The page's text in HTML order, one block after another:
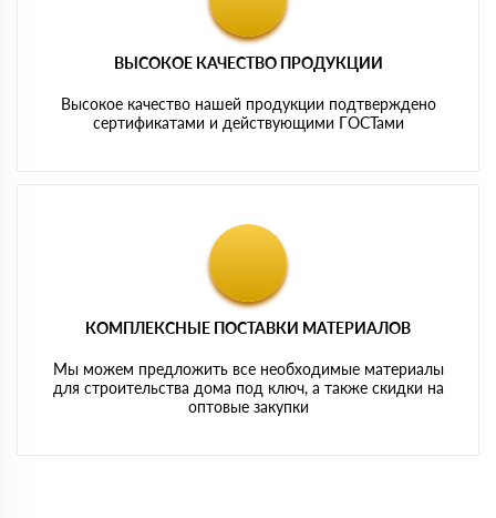
ВЫСОКОЕ КАЧЕСТВО ПРОДУКЦИИ
Высокое качество нашей продукции подтверждено
сертификатами и действующими ГОСТами
КОМПЛЕКСНЫЕ ПОСТАВКИ МАТЕРИАЛОВ
Мы можем предложить все необходимые материалы
для строительства дома под ключ, а также скидки на
оптовые закупки